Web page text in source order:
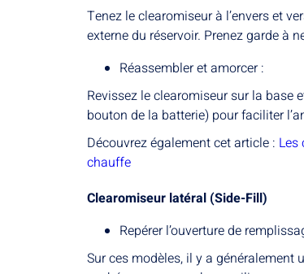
Tenez le clearomiseur à l’envers et
externe du réservoir. Prenez garde à
Réassembler et amorcer :
Revissez le clearomiseur sur la
bouton de la batterie) pour faciliter
Découvrez également cet article : Les
chauffe
Clearomiseur latéral (Side-Fill)
Repérer l’ouverture de
Sur ces modèles, il y a généralement